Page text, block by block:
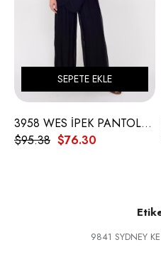
3958 WES İPEK PANTOLON
$76.30
$95.38
SEPETE EKLE
9841 SYDNEY